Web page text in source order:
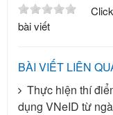
bài viết
BÀI VIẾT LIÊN
Thực hiện thí
dụng VNeID từ